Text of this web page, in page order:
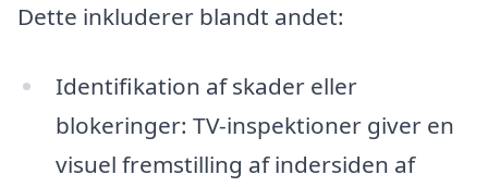
Dette inkluderer blandt andet:
Identifikation af skader eller
blokeringer: TV-inspektioner giver en
visuel fremstilling af indersiden af